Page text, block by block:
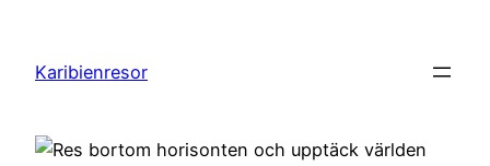
innehåll
Karibienresor